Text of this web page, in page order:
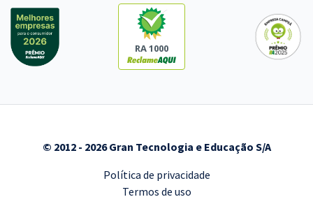
RA 1000
© 2012 - 2026 Gran Tecnologia e Educação S/A
Política de privacidade
Termos de uso